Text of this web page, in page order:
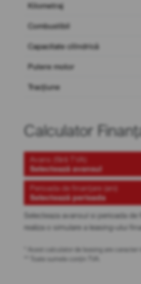
Kilometraj
Combustibil
Capacitate cilindrică
Putere motor
Tracțiune
Calculator
Avans (fără TVA)
Selectează avansul
Perioada de finanțare (ani)
Selectează perioada
Selecteaza avansul si perioada
realiza o simulare a leasing-ului
* Acest calculator de leasing are
** Toate sumele conțin TVA.